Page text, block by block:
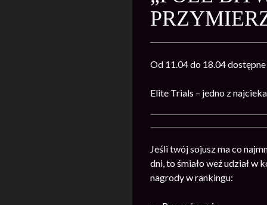
Od 11.04 do 18.04
Elite Trials – jedno z
Jeśli twój sojusz ma co
dni, to śmiało weź udział
nagrody w rankingu: